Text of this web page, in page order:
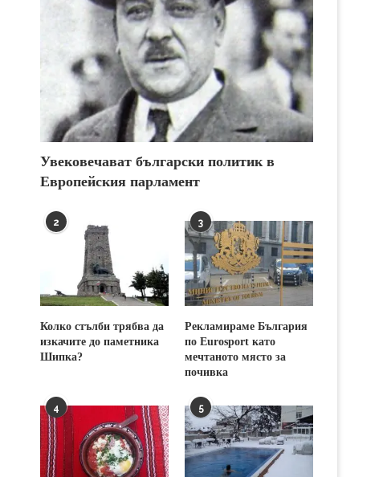
Увековечават български политик в
Европейския парламент
2
Колко стълби трябва да
изкачите до паметника
Шипка?
3
Рекламираме България
по Eurosport като
мечтаното място за
почивка
4 5